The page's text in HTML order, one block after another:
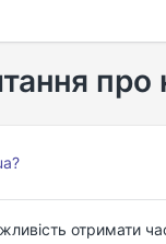
отримати